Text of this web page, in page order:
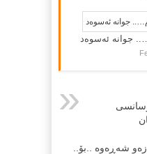
جوانە ئەسوەد
شه‌ڕه‌وه‌ ..بۆ..